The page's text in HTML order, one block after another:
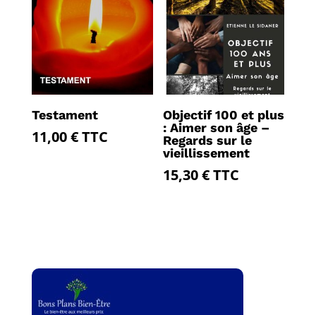
Testament
11,00€TTC
Objectif 100 et plus
: Aimer son âge –
Regards sur le
vieillissement
15,30€TTC